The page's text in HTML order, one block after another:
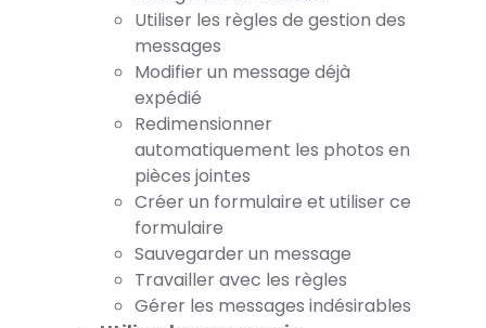
Utiliser les règles de gestion des
messages
Modifier un message déjà
expédié
Redimensionner
automatiquement les photos en
pièces jointes
Créer un formulaire et utiliser ce
formulaire
Sauvegarder un message
Travailler avec les règles
Gérer les messages indésirables